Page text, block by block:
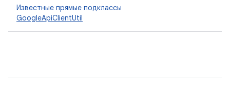
Известные прямые подклассы
GoogleApiClientUtil